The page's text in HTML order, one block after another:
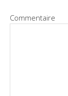
Commentaire